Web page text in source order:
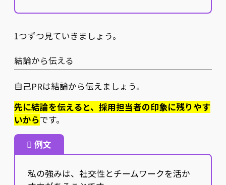
1つずつ見ていきましょう。
結論から伝える
自己PRは結論から伝えましょう。
先に結論を伝えると、採用担当者の印象に残りやす
いからです。
例文
私の強みは、社交性とチームワークを活か